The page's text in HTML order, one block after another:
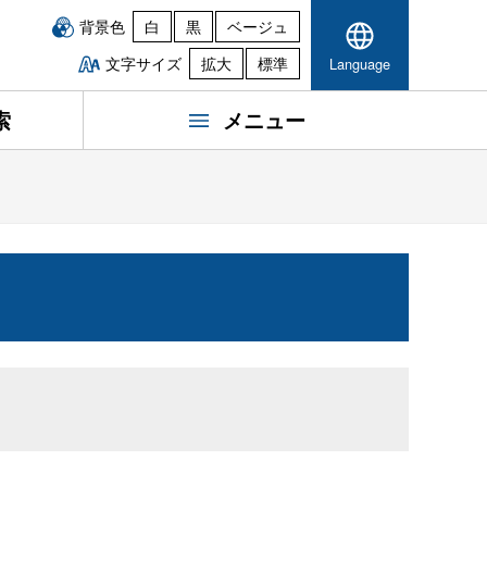
背景色 白 黒
ベージュ
文字サイズ
拡大 標準 Language
メニュー